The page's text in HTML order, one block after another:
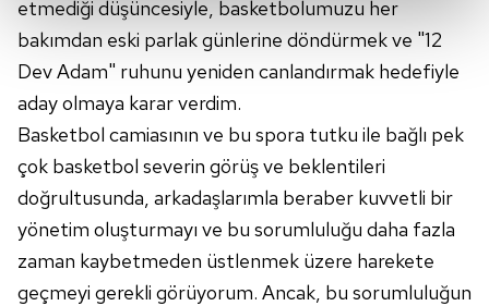
Her halükârda, kullanıcılar, bu çerezlere izin vermedikleri
takdirde, kullanıcılara hedefli reklamlar
gösterilmeyecektir."
Sizlere daha iyi bir hizmet sunabilmek için İnternet
Sitemizde kendimize ve üçüncü kişilere ait çerezler
kullanılmaktadır. Bu çerezler vasıtasıyla çeşitli kişisel
verileriniz işlenmekte olup gerekli olan çerezler bilgi
toplumu hizmetlerinin sunulması amacıyla
kullanılmaktadır. Diğer çerezler, sitemizin daha işlevsel
etmediği düşüncesiyle, basketbolumuzu her
bakımdan eski parlak günlerine döndürmek ve "12
Dev Adam" ruhunu yeniden canlandırmak hedefiyle
aday olmaya karar verdim.
Basketbol camiasının ve bu spora tutku ile bağlı pek
çok basketbol severin görüş ve beklentileri
doğrultusunda, arkadaşlarımla beraber kuvvetli bir
yönetim oluşturmayı ve bu sorumluluğu daha fazla
zaman kaybetmeden üstlenmek üzere harekete
geçmeyi gerekli görüyorum. Ancak, bu sorumluluğun